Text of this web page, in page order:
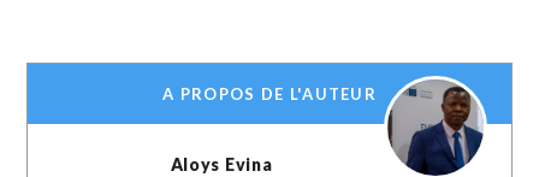
A PROPOS DE L'AUTEUR
Aloys Evina